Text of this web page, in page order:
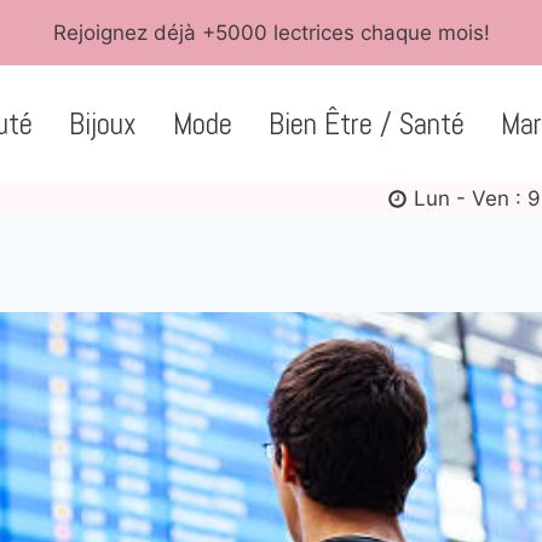
Rejoignez déjà +5000 lectrices chaque mois!
Bijoux Mode Bien Être / Santé
Lun - Ven :